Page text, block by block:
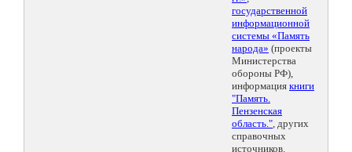
государственной
информационной
системы «Память
народа» (проекты
Министерства
обороны РФ),
информация книги
"Память.
Пензенская
область.", других
справочных
источников.